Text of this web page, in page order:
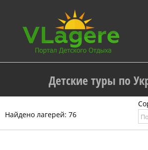
content
Детские туры по
Найдено лагерей: 76